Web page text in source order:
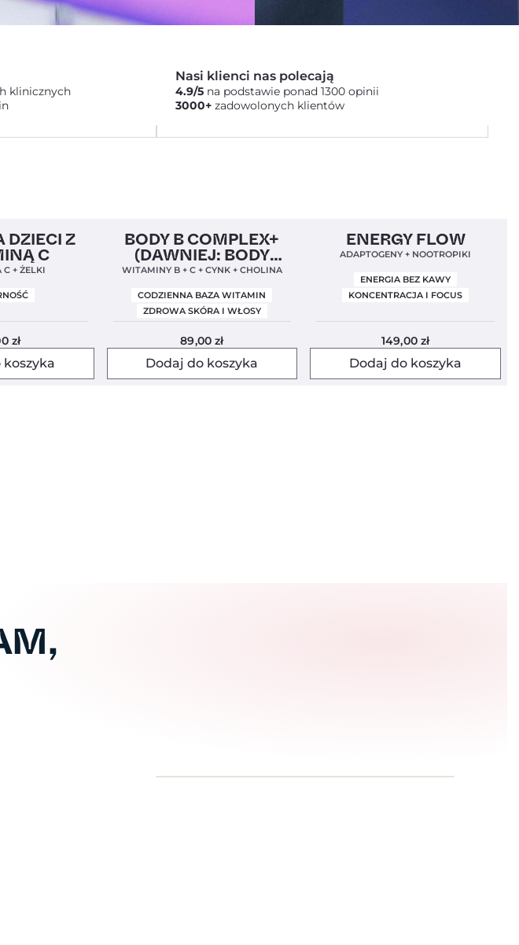
klinicznych
Nasi klienci nas polecają
4.9/5 na podstawie ponad 1300 opinii
3000+ zadowolonych klientów
5,0
DZIECI Z
C
+ ŻELKI
zł
koszyka
Clean Label Nowa Formuła
BODY B COMPLEX+
(DAWNIEJ: BODY
BALANCE)
WITAMINY B + C + CYNK + CHOLINA
CODZIENNA BAZA WITAMIN
ZDROWA SKÓRA I WŁOSY
89,00zł
Dodaj do koszyka
Clean Label Mundial 2026
ENERGY FLOW
ADAPTOGENY + NOOTROPIKI
ENERGIA BEZ KAWY
KONCENTRACJA I FOCUS
149,00 zł
Dodaj do koszyka